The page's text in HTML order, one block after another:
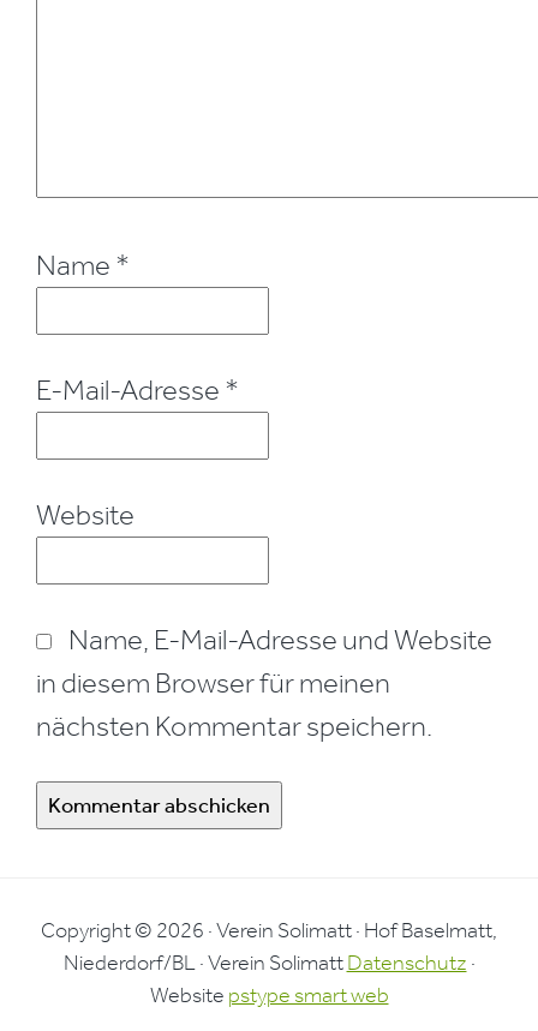
Name *
E-Mail-Adresse *
Website
Name, E-Mail-Adresse und Website
in diesem Browser für meinen
nächsten Kommentar speichern.
Copyright © 2026 · Verein Solimatt · Hof Baselmatt,
Niederdorf/BL · Verein SolimattDatenschutz ·
Website pstype smart web